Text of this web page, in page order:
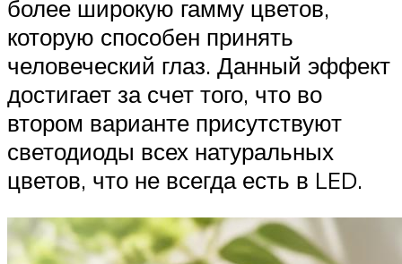
более широкую гамму цветов,
которую способен принять
человеческий глаз. Данный эффект
достигает за счет того, что во
втором варианте присутствуют
светодиоды всех натуральных
цветов, что не всегда есть в LED.